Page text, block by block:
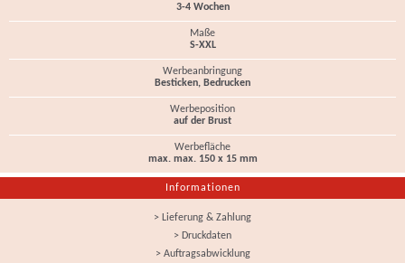
3-4 Wochen
Maße
S-XXL
Werbeanbringung
Besticken, Bedrucken
Werbeposition
auf der Brust
Werbefläche
max. max. 150 x 15 mm
Informationen
> Lieferung & Zahlung
> Druckdaten
> Auftragsabwicklung